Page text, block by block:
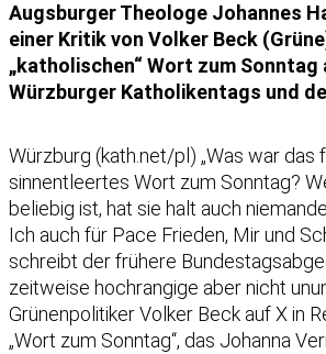
Augsburger Theologe Johannes
einer Kritik von Volker Beck
„katholischen“ Wort zum Sonntag
Würzburger Katholikentags und
Würzburg (kath.net/pl) „Was war das
sinnentleertes Wort zum Sonntag?
beliebig ist, hat sie halt auch
Ich auch für Pace Frieden, Mir und
schreibt der frühere
zeitweise hochrangige aber nicht
Grünenpolitiker Volker Beck auf X in
„Wort zum Sonntag“, das Johanna